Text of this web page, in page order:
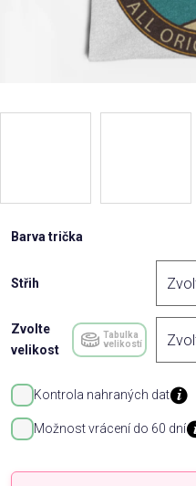
Barva trička
Střih
Zvolte
velikost
Tabulka
velikostí
Kontrola nahraných dat
Možnost vrácení do 60 dní